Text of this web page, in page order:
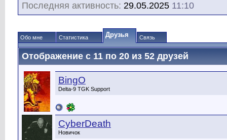
Последняя активность: 29.05.2025 11:10
Обо мне Статистика Друзья Связь
Отображение с 11 по 20 из 52 друзей
BingO
Delta-9 TGK Support
CyberDeath
Новичок